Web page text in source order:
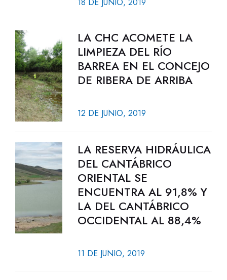
LA CHC ACOMETE LA
LIMPIEZA DEL RÍO
BARREA EN EL CONCEJO
DE RIBERA DE ARRIBA
12 DE JUNIO, 2019
LA RESERVA HIDRÁULICA
DEL CANTÁBRICO
ORIENTAL SE
ENCUENTRA AL 91,8% Y
LA DEL CANTÁBRICO
OCCIDENTAL AL 88,4%
11 DE JUNIO, 2019